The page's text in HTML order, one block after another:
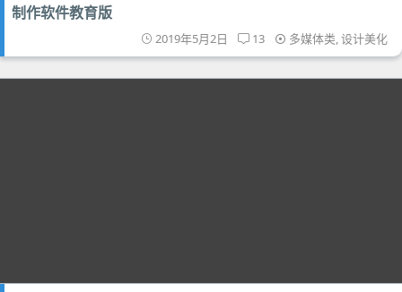
制作软件教育版
2019年5月2日 13 多媒体类,设计美化